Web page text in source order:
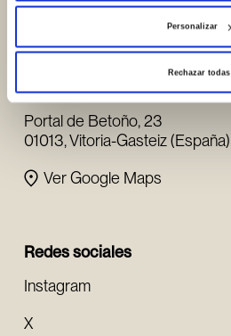
Personalizar
Rechazar todas
info@sanchoelsabio.eus
Contactar
Portal de Betoño, 23
01013, Vitoria-Gasteiz (España)
Ver Google Maps
Redes sociales
Instagram
X